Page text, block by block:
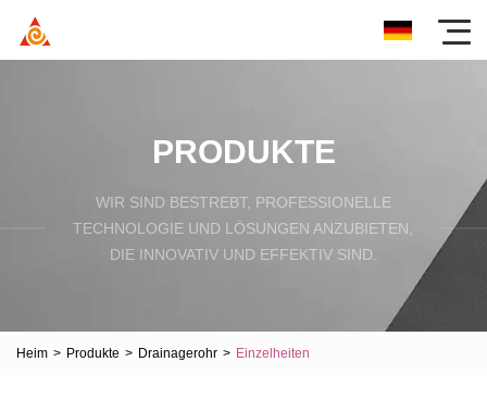
PRODUKTE
WIR SIND BESTREBT, PROFESSIONELLE
TECHNOLOGIE UND LÖSUNGEN ANZUBIETEN,
DIE INNOVATIV UND EFFEKTIV SIND.
Heim > Produkte > Drainagerohr > Einzelheiten